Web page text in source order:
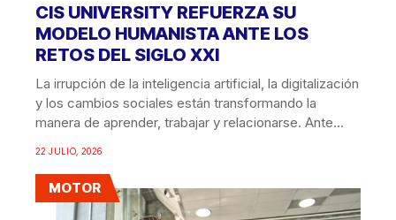
CIS UNIVERSITY REFUERZA SU
MODELO HUMANISTA ANTE LOS
RETOS DEL SIGLO XXI
La irrupción de la inteligencia artificial, la digitalización
y los cambios sociales están transformando la
manera de aprender, trabajar y relacionarse. Ante
22 JULIO, 2026
MOTOR